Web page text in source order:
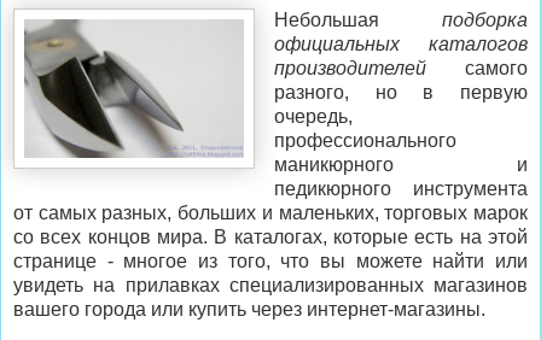
Небольшая подборка
официальных каталогов
производителейсамого
разного, но в первую
очередь,
профессионального
маникюрного и
педикюрного инструмента
от самых разных, больших и маленьких, торговых марок
со всех концов мира. В каталогах, которые есть на этой
странице - многое из того, что вы можете найти или
увидеть на прилавках специализированных магазинов
вашего города или купить через интернет-магазины.